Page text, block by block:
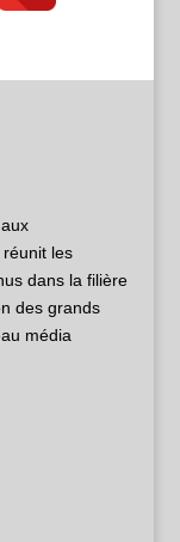
les
dans la filière
des grands
média